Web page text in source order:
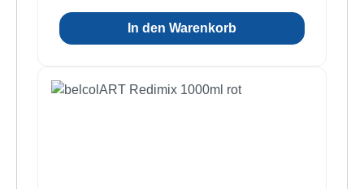
In den Warenkorb